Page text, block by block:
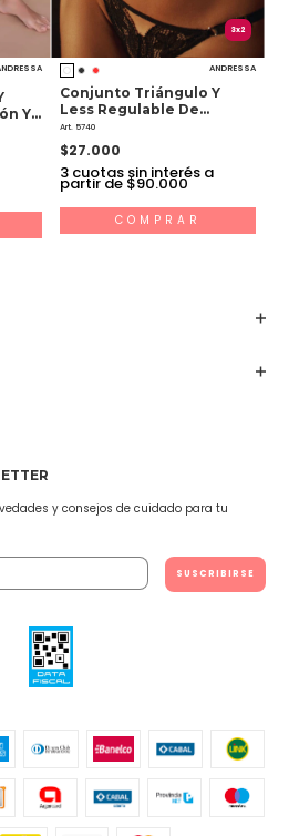
Y
3x2
ANDRESSA
Conjunto Triángulo Y
Less Regulable De
Puntilla
Art. 5740
$27.000
3 cuotas sin interés a
partir de $90.000
COMPRAR
y consejos de cuidado para tu